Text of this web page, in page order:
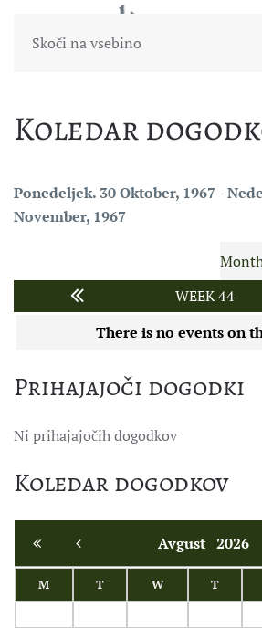
Skoči na vsebino
Koledar
Ponedeljek. 30 Oktober, 1967 -
November, 1967
WEEK 44
There is no events on
Prihajajoči dogodki
Ni prihajajočih dogodkov
Koledar dogodkov
Avgust 2026
M T W T